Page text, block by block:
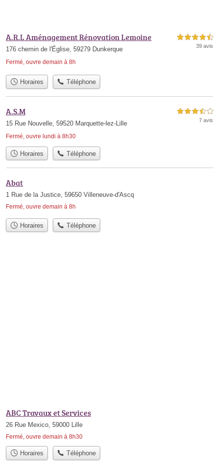
A.R.L Aménagement Rénovation Lemoine
176 chemin de l'Église, 59279 Dunkerque
Fermé, ouvre demain à 8h
4,5 étoiles sur 5
39 avis
Horaires Téléphone
A.S.M
15 Rue Nouvelle, 59520 Marquette-lez-Lille
Fermé, ouvre lundi à 8h30
3,5 étoiles sur 5
7 avis
Horaires Téléphone
Abat
1 Rue de la Justice, 59650 Villeneuve-d'Ascq
Fermé, ouvre demain à 8h
Horaires Téléphone
ABC Travaux et Services
26 Rue Mexico, 59000 Lille
Fermé, ouvre demain à 8h30
Horaires Téléphone